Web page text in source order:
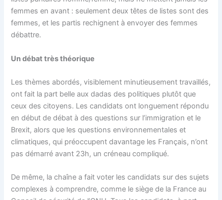
femmes en avant : seulement deux têtes de listes sont des
femmes, et les partis rechignent à envoyer des femmes
débattre.
Un débat très théorique
Les thèmes abordés, visiblement minutieusement travaillés,
ont fait la part belle aux dadas des politiques plutôt que
ceux des citoyens. Les candidats ont longuement répondu
en début de débat à des questions sur l’immigration et le
Brexit, alors que les questions environnementales et
climatiques, qui préoccupent davantage les Français, n’ont
pas démarré avant 23h, un créneau compliqué.
De même, la chaîne a fait voter les candidats sur des sujets
complexes à comprendre, comme le siège de la France au